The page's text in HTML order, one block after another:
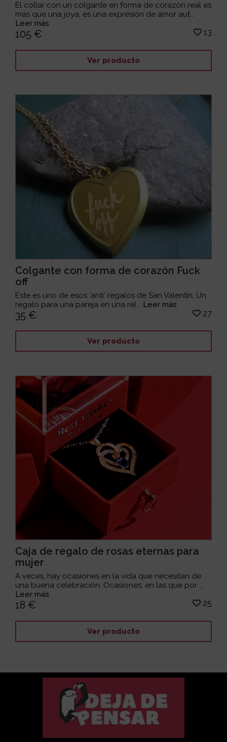
El collar con un colgante en forma de corazón real es
más que una joya, es una expresión de amor aut...
Leer más
105 € 13
Ver producto
Colgante con forma de corazón Fuck
off
Este es uno de esos ‘anti’ regalos de San Valentín. Un
regalo para una pareja en una rel... Leer más
35 € 27
Ver producto
Caja de regalo de rosas eternas para
mujer
A veces, hay ocasiones en la vida que necesitan de
una buena celebración. Ocasiones, en las que por ...
Leer más
18 € 25
Ver producto